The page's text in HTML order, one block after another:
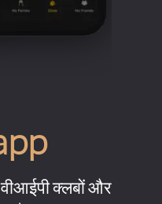
क्लबों और